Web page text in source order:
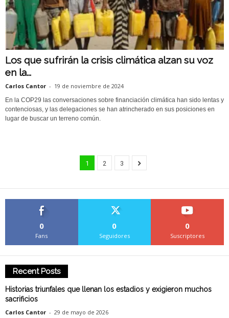
Los que sufrirán la crisis climática alzan su voz
en la...
Carlos Cantor - 19 de noviembre de 2024
En la COP29 las conversaciones sobre financiación climática han sido lentas y
contenciosas, y las delegaciones se han atrincherado en sus posiciones en
lugar de buscar un terreno común.
1 2 3
0
Fans
0
Seguidores
0
Suscriptores
Recent Posts
Historias triunfales que llenan los estadios y exigieron muchos
sacrificios
Carlos Cantor - 29 de mayo de 2026